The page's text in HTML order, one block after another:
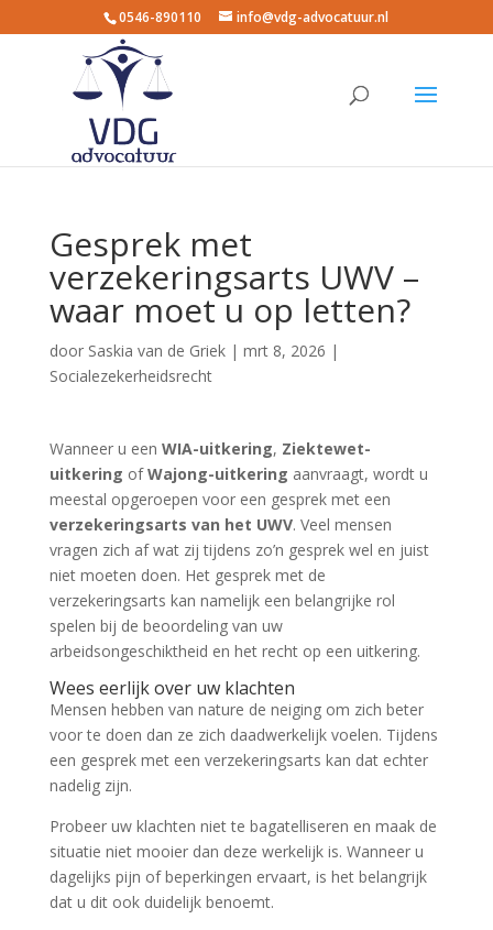
0546-890110 info@vdg-advocatuur.nl
Gesprek met
verzekeringsarts UWV –
waar moet u op letten?
door Saskia van de Griek| mrt 8, 2026 |
Socialezekerheidsrecht
Wanneer u een WIA-uitkering, Ziektewet-
uitkering ofWajong-uitkering aanvraagt, wordt u
meestal opgeroepen voor een gesprek met een
verzekeringsarts van het UWV. Veel mensen
vragen zich af wat zij tijdens zo’n gesprek wel en juist
niet moeten doen. Het gesprek met de
verzekeringsarts kan namelijk een belangrijke rol
spelen bij de beoordeling van uw
arbeidsongeschiktheid en het recht op een uitkering.
Wees eerlijk over uw klachten
Mensen hebben van nature de neiging om zich beter
voor te doen dan ze zich daadwerkelijk voelen. Tijdens
een gesprek met een verzekeringsarts kan dat echter
nadelig zijn.
Probeer uw klachten niet te bagatelliseren en maak de
situatie niet mooier dan deze werkelijk is. Wanneer u
dagelijks pijn of beperkingen ervaart, is het belangrijk
dat u dit ook duidelijk benoemt.